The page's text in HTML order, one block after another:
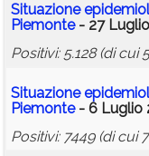
Situazione
Piemonte- 27
Positivi: 5.128 (di cui
Situazione
Piemonte- 6 Luglio
Positivi: 7449 (di cui